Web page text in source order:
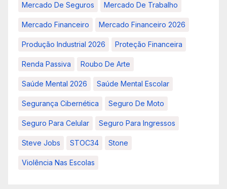
Mercado De Seguros Mercado De Trabalho
Mercado Financeiro Mercado Financeiro 2026
Produção Industrial 2026 Proteção Financeira
Renda Passiva Roubo De Arte
Saúde Mental 2026 Saúde Mental Escolar
Segurança Cibernética Seguro De Moto
Seguro Para Celular Seguro Para Ingressos
Steve Jobs STOC34 Stone
Violência Nas Escolas